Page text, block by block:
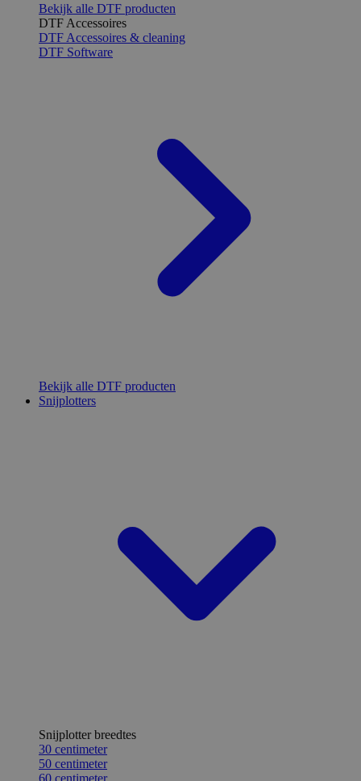
Bekijk alle DTF producten
DTF Accessoires
DTF Accessoires & cleaning
DTF Software
Bekijk alle DTF producten
Snijplotters
Snijplotter breedtes
30 centimeter
50 centimeter
60 centimeter